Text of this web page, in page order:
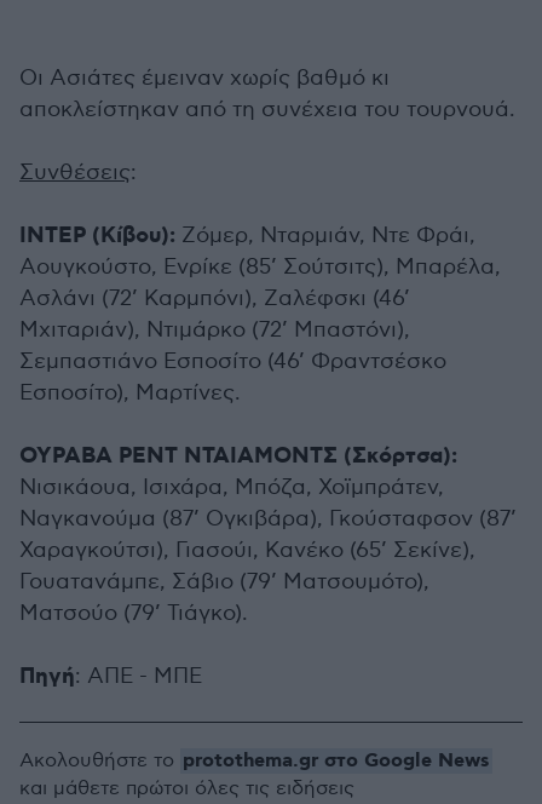
Οι Ασιάτες έμειναν χωρίς βαθμό κι
αποκλείστηκαν από τη συνέχεια του τουρνουά.
Συνθέσεις:
ΙΝΤΕΡ (Κίβου): Ζόμερ, Νταρμιάν, Ντε Φράι,
Αουγκούστο, Ενρίκε (85’ Σούτσιτς), Μπαρέλα,
Ασλάνι (72’ Καρμπόνι), Ζαλέφσκι (46’
Μχιταριάν), Ντιμάρκο (72’ Μπαστόνι),
Σεμπαστιάνο Εσποσίτο (46’ Φραντσέσκο
Εσποσίτο), Μαρτίνες.
ΟΥΡΑΒΑ ΡΕΝΤ ΝΤΑΙΑΜΟΝΤΣ (Σκόρτσα):
Νισικάουα, Ισιχάρα, Μπόζα, Χοϊμπράτεν,
Ναγκανούμα (87’ Ογκιβάρα), Γκούσταφσον (87’
Χαραγκούτσι), Γιασούι, Κανέκο (65’ Σεκίνε),
Γουατανάμπε, Σάβιο (79’ Ματσουμότο),
Ματσούο (79’ Τιάγκο).
Πηγή: ΑΠΕ - ΜΠΕ
Ακολουθήστε το protothema.gr στο Google News
και μάθετε πρώτοι όλες τις ειδήσεις